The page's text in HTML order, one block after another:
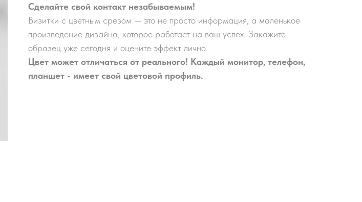
Сделайте свой контакт незабываемым!
Визитки с цветным срезом — это не просто информация, а маленькое
произведение дизайна, которое работает на ваш успех. Закажите
образец уже сегодня и оцените эффект лично.
Цвет может отличаться от реального! Каждый монитор, телефон,
планшет - имеет свой цветовой профиль.